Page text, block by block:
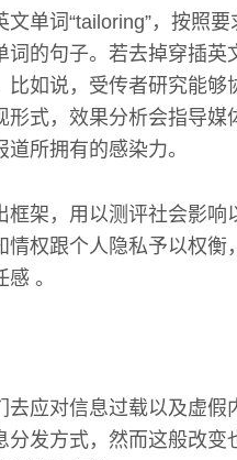
单词“tailoring”，按照
的句子。若去掉穿插英
比如说，受传者研究能
式，效果分析会指导媒
所拥有的感染力。
框架，用以测评社会影
情权跟个人隐私予以权衡
。
去应对信息过载以及虚
分发方式，然而这般改